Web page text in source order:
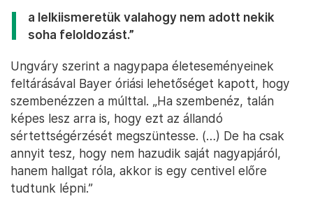
a lelkiismeretük valahogy nem adott nekik
soha feloldozást.”
Ungváry szerint a nagypapa életeseményeinek
feltárásával Bayer óriási lehetőséget kapott, hogy
szembenézzen a múlttal. „Ha szembenéz, talán
képes lesz arra is, hogy ezt az állandó
sértettségérzését megszüntesse. (…) De ha csak
annyit tesz, hogy nem hazudik saját nagyapjáról,
hanem hallgat róla, akkor is egy centivel előre
tudtunk lépni.”